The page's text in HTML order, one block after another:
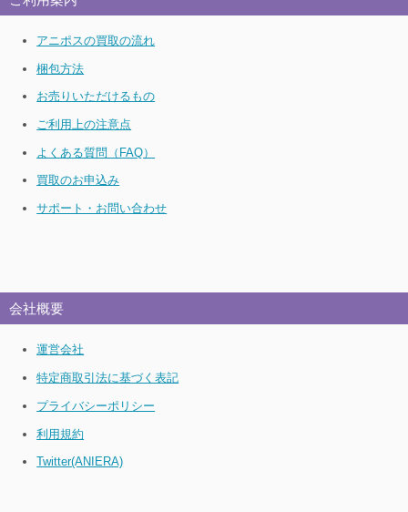
アニポスの買取の流れ
梱包方法
お売りいただけるもの
ご利用上の注意点
よくある質問（FAQ）
買取のお申込み
サポート・お問い合わせ
会社概要
運営会社
特定商取引法に基づく表記
プライバシーポリシー
利用規約
Twitter(ANIERA)